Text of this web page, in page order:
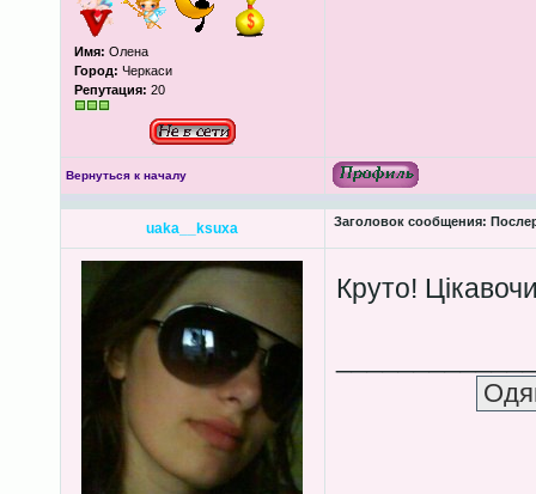
Имя: Олена
Город: Черкаси
Репутация: 20
Вернуться к началу
uaka__ksuxa Заголовок сообщения:
Круто!